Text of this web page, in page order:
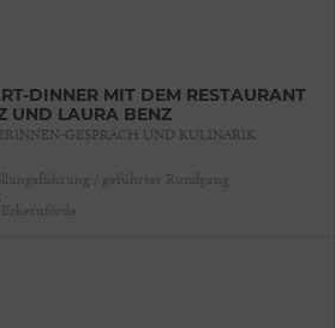
DINNER MIT DEM RESTAURANT
UND LAURA BENZ
GESPRÄCH UND KULINARIK